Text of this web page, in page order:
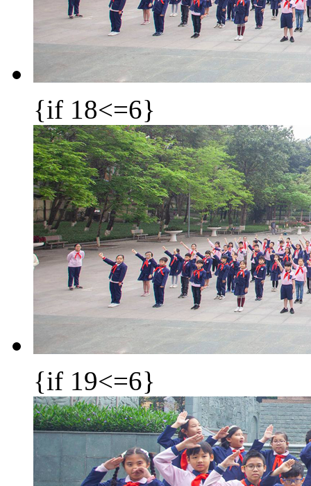
{if 18<=6}
{if 19<=6}